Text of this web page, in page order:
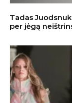
Tadas
per jėgą